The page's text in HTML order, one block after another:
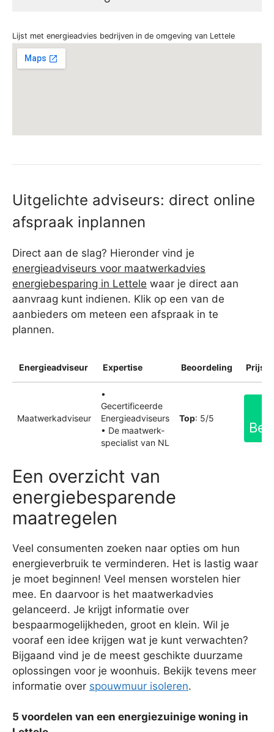
Lijst met energieadvies bedrijven in de omgeving van Lettele
Uitgelichte adviseurs: direct online
afspraak inplannen
Direct aan de slag? Hieronder vind je
energieadviseurs voor maatwerkadvies
energiebesparing in Lettele waar je direct aan
aanvraag kunt indienen. Klik op een van de
aanbieders om meteen een afspraak in te
plannen.
Energieadviseur Expertise Beoordeling
Maatwerkadviseur
•
Gecertificeerde
Energieadviseurs
• De maatwerk-
specialist van NL
Top: 5/5
Een overzicht van
energiebesparende
maatregelen
Veel consumenten zoeken naar opties om hun
energieverbruik te verminderen. Het is lastig waar
je moet beginnen! Veel mensen worstelen hier
mee. En daarvoor is het maatwerkadvies
gelanceerd. Je krijgt informatie over
bespaarmogelijkheden, groot en klein. Wil je
vooraf een idee krijgen wat je kunt verwachten?
Bijgaand vind je de meest geschikte duurzame
oplossingen voor je woonhuis. Bekijk tevens meer
informatie over spouwmuur isoleren.
5 voordelen van een energiezuinige woning in